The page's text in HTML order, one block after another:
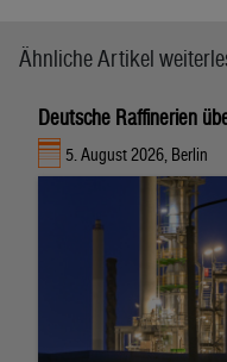
Ähnliche Artikel
Deutsche Raffinerien
5. August 2026, Berlin